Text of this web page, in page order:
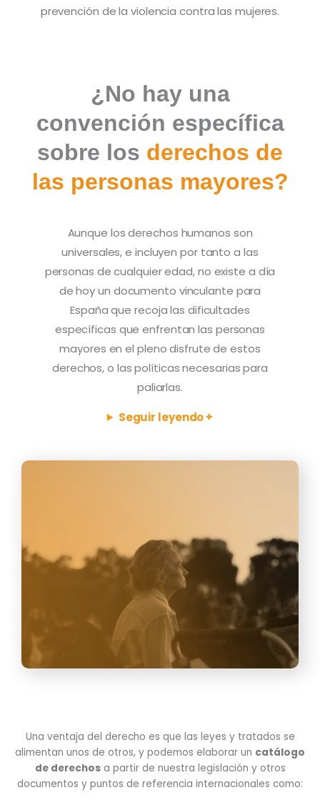
prevención de la violencia contra las mujeres.
¿No hay una
convención específica
sobre los derechos de
las personas mayores?
Aunque los derechos humanos son
universales, e incluyen por tanto a las
personas de cualquier edad, no existe a día
de hoy un documento vinculante para
España que recoja las dificultades
específicas que enfrentan las personas
mayores en el pleno disfrute de estos
derechos, o las políticas necesarias para
paliarlas.
Seguir leyendo +
Una ventaja del derecho es que las leyes y tratados se
alimentan unos de otros, y podemos elaborar un catálogo
de derechosa partir de nuestra legislación y otros
documentos y puntos de referencia internacionales como: